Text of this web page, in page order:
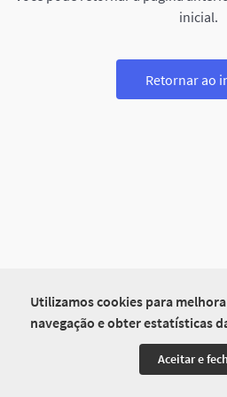
Utilizamos cookies para
navegação e obter estatísticas
Aceitar e
inicial.
Retornar ao